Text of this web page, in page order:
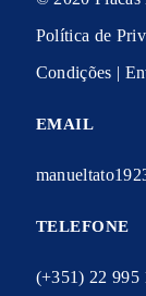
Política de
Condições |
EMAIL
TELEFONE
(+351) 22 995